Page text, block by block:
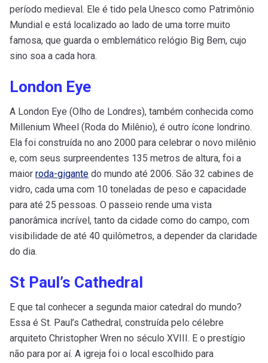
período medieval. Ele é tido pela Unesco como Patrimônio
Mundial e está localizado ao lado de uma torre muito
famosa, que guarda o emblemático relógio Big Bem, cujo
sino soa a cada hora.
London Eye
A London Eye (Olho de Londres), também conhecida como
Millenium Wheel (Roda do Milênio), é outro ícone londrino.
Ela foi construída no ano 2000 para celebrar o novo milênio
e, com seus surpreendentes 135 metros de altura, foi a
maior roda-gigante do mundo até 2006. São 32 cabines de
vidro, cada uma com 10 toneladas de peso e capacidade
para até 25 pessoas. O passeio rende uma vista
panorâmica incrível, tanto da cidade como do campo, com
visibilidade de até 40 quilômetros, a depender da claridade
do dia.
St Paul’s Cathedral
E que tal conhecer a segunda maior catedral do mundo?
Essa é St. Paul’s Cathedral, construída pelo célebre
arquiteto Christopher Wren no século XVIII. E o prestígio
não para por aí. A igreja foi o local escolhido para